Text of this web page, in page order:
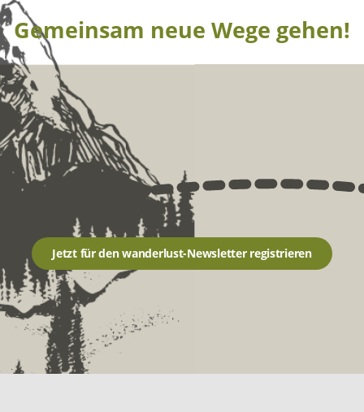
Gemeinsam neue Wege gehen!
Jetzt für den wanderlust-Newsletter registrieren